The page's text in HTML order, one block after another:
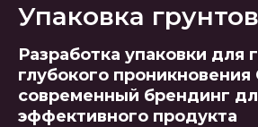
Упаковка
Разработка упаковки для
глубокого проникновения
современный брендинг
эффективного продукта